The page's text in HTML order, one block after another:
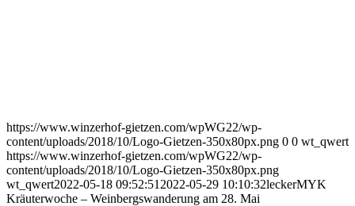
https://www.winzerhof-gietzen.com/wpWG22/wp-
content/uploads/2018/10/Logo-Gietzen-350x80px.png 0 0 wt_qwert
https://www.winzerhof-gietzen.com/wpWG22/wp-
content/uploads/2018/10/Logo-Gietzen-350x80px.png
wt_qwert2022-05-18 09:52:51 2022-05-29 10:10:32leckerMYK
Kräuterwoche – Weinbergswanderung am 28. Mai